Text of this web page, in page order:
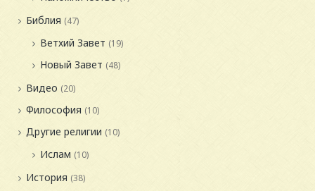
Библия (47)
Ветхий Завет (19)
Новый Завет (48)
Видео (20)
Философия (10)
Другие религии (10)
Ислам (10)
История (38)